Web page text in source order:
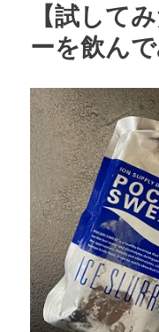
【試して
ーを飲ん